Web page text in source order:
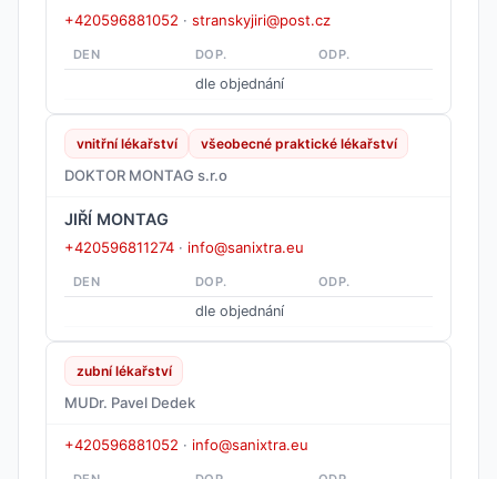
+420596881052 · stranskyjiri@post.cz
DEN DOP. ODP.
dle objednání
vnitřní lékařství všeobecné praktické lékařství
DOKTOR MONTAG s.r.o
JIŘÍ MONTAG
+420596811274 · info@sanixtra.eu
DEN DOP. ODP.
dle objednání
zubní lékařství
MUDr. Pavel Dedek
+420596881052 · info@sanixtra.eu